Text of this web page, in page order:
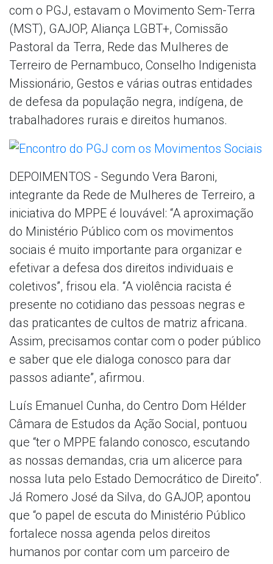
com o PGJ, estavam o Movimento Sem-Terra
(MST), GAJOP, Aliança LGBT+, Comissão
Pastoral da Terra, Rede das Mulheres de
Terreiro de Pernambuco, Conselho Indigenista
Missionário, Gestos e várias outras entidades
de defesa da população negra, indígena, de
trabalhadores rurais e direitos humanos.
DEPOIMENTOS - Segundo Vera Baroni,
integrante da Rede de Mulheres de Terreiro, a
iniciativa do MPPE é louvável: “A aproximação
do Ministério Público com os movimentos
sociais é muito importante para organizar e
efetivar a defesa dos direitos individuais e
coletivos”, frisou ela. “A violência racista é
presente no cotidiano das pessoas negras e
das praticantes de cultos de matriz africana.
Assim, precisamos contar com o poder público
e saber que ele dialoga conosco para dar
passos adiante”, afirmou.
Luís Emanuel Cunha, do Centro Dom Hélder
Câmara de Estudos da Ação Social, pontuou
que “ter o MPPE falando conosco, escutando
as nossas demandas, cria um alicerce para
nossa luta pelo Estado Democrático de Direito”.
Já Romero José da Silva, do GAJOP, apontou
que “o papel de escuta do Ministério Público
fortalece nossa agenda pelos direitos
humanos por contar com um parceiro de